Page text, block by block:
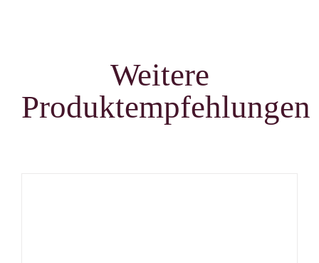
Weitere
Produktempfehlungen